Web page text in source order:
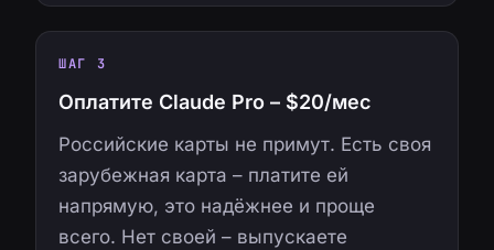
ШАГ 3
Оплатите Claude Pro – $20/мес
Российские карты не примут. Есть своя
зарубежная карта – платите ей
напрямую, это надёжнее и проще
всего. Нет своей – выпускаете